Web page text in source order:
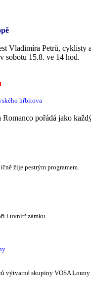
Vladimíra Petrů, cyklisty
sobotu 15.8. ve 14 hod.
hřbitova
pořádá jako
žije pestrým programem.
i uvnitř zámku.
výtvarné skupiny VOSA Louny